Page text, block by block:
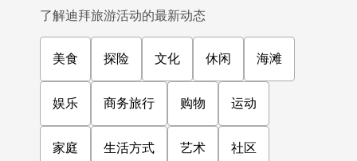
了解迪拜旅游活动的最新动态
美食 探险 文化 休闲 海滩
娱乐 商务旅行 购物 运动
家庭 生活方式 艺术 社区